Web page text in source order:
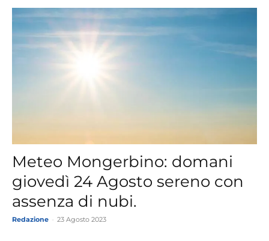
Meteo Mongerbino: domani
giovedì 24 Agosto sereno con
assenza di nubi.
Redazione 23 Agosto 2023